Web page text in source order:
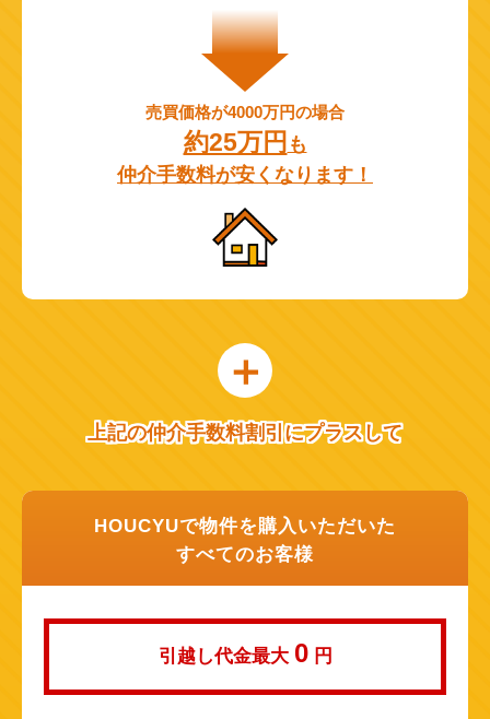
売買価格が4000万円の場合
約25万円 も
仲介手数料が安くなります！
上記の仲介手数料割引にプラスして
HOUCYUで物件を購入いただいた
すべてのお客様
引越し代金最大 0 円